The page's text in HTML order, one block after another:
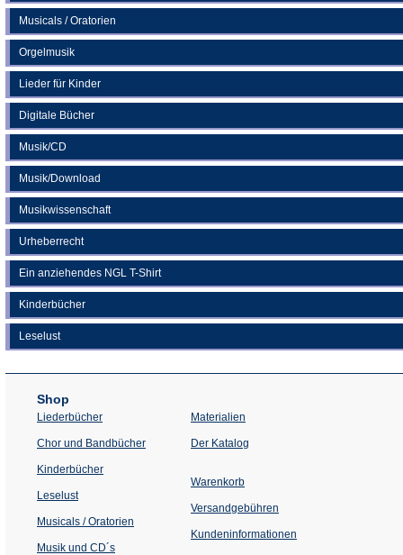
Musicals / Oratorien
Orgelmusik
Lieder für Kinder
Digitale Bücher
Musik/CD
Musik/Download
Musikwissenschaft
Urheberrecht
Ein anziehendes NGL T-Shirt
Kinderbücher
Leselust
Shop
Liederbücher
Chor und Bandbücher
Kinderbücher
Leselust
Musicals / Oratorien
Musik und CD´s
Materialien
Der Katalog
Warenkorb
Versandgebühren
Kundeninformationen